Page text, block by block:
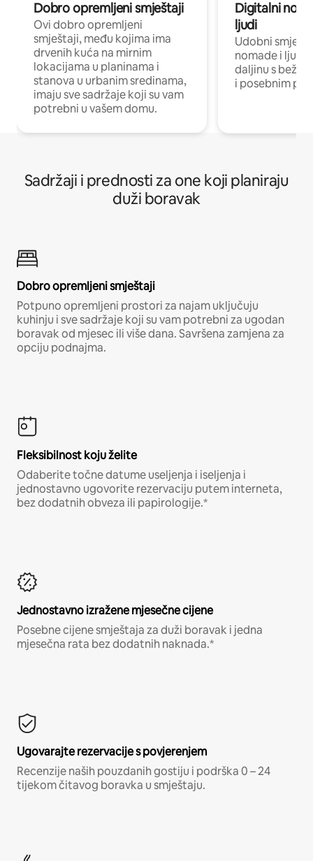
Dobro opremljeni smještaji
Ovi dobro opremljeni
smještaji, među kojima ima
drvenih kuća na mirnim
lokacijama u planinama i
stanova u urbanim sredinama,
imaju sve sadržaje koji su vam
potrebni u vašem domu.
Digitalni
ljudi
Udobni
nomade i ljude
daljinu s
i posebnim
Sadržaji i prednosti za one koji planiraju
duži boravak
Dobro opremljeni smještaji
Potpuno opremljeni prostori za najam uključuju
kuhinju i sve sadržaje koji su vam potrebni za ugodan
boravak od mjesec ili više dana. Savršena zamjena za
opciju podnajma.
Fleksibilnost koju želite
Odaberite točne datume useljenja i iseljenja i
jednostavno ugovorite rezervaciju putem interneta,
bez dodatnih obveza ili papirologije.*
Jednostavno izražene mjesečne cijene
Posebne cijene smještaja za duži boravak i jedna
mjesečna rata bez dodatnih naknada.*
Ugovarajte rezervacije s povjerenjem
Recenzije naših pouzdanih gostiju i podrška 0 – 24
tijekom čitavog boravka u smještaju.